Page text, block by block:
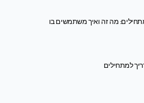
מה זה ואיך משתמשים בו
למתחילים